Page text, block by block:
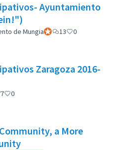
Ayuntamiento
de MungiaParticipant officiel
13 0
Zaragoza 2016-
0
a More